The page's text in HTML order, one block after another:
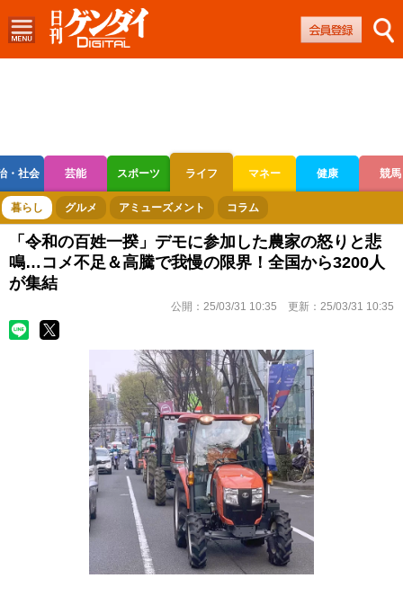
・社会 芸能 スポーツ ライフ マネー 健康 競馬
ボートレース 競輪 オートレース
暮らし グルメ アミューズメント コラム
「令和の百姓一揆」デモに参加した農家の怒りと悲
鳴…コメ不足＆高騰で我慢の限界！全国から3200人
が集結
公開： 25/03/31 10:35 更新： 25/03/31 10:35